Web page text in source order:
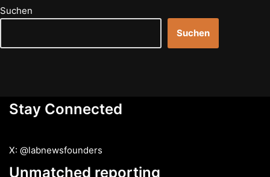
Suchen
Suchen
Stay Connected
X: @labnewsfounders
Unmatched reporting